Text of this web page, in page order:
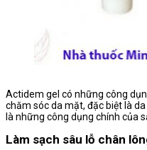
Actidem gel có những công
chăm sóc da mặt, đặc biệt là
là những công dụng chính của
Làm sạch sâu lỗ chân